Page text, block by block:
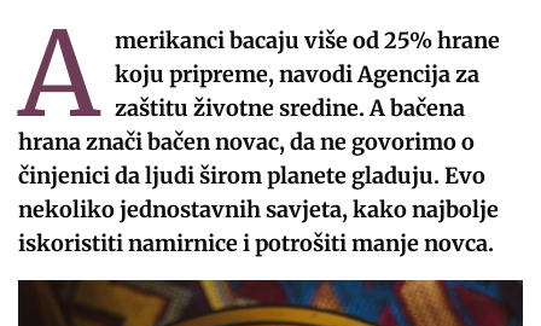
A merikanci bacaju više od 25% hrane
koju pripreme, navodi Agencija za
zaštitu životne sredine. A bačena
hrana znači bačen novac, da ne govorimo o
činjenici da ljudi širom planete gladuju. Evo
nekoliko jednostavnih savjeta, kako najbolje
iskoristiti namirnice i potrošiti manje novca.